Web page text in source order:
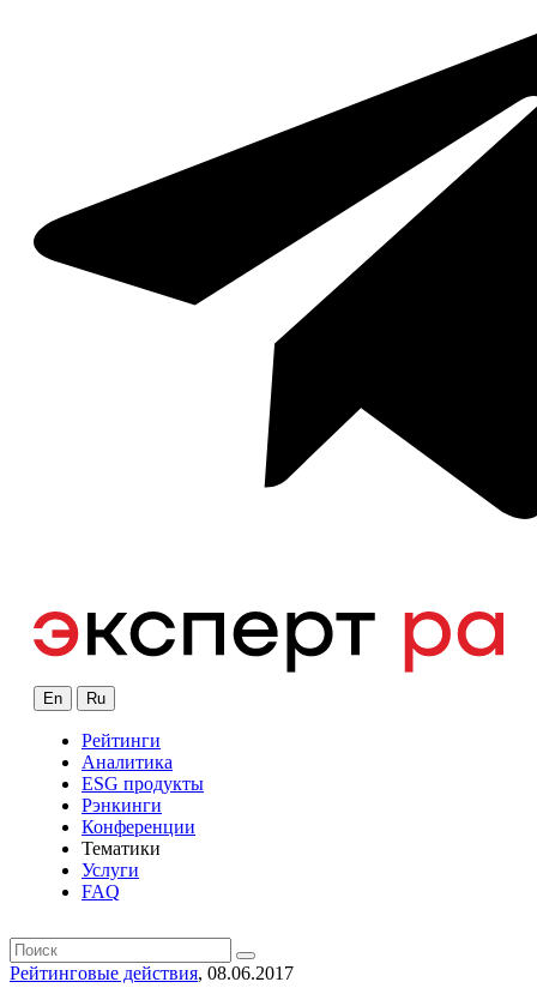
En Ru
Рейтинги
Аналитика
ESG продукты
Рэнкинги
Конференции
Тематики
Услуги
FAQ
Рейтинговые действия, 08.06.2017